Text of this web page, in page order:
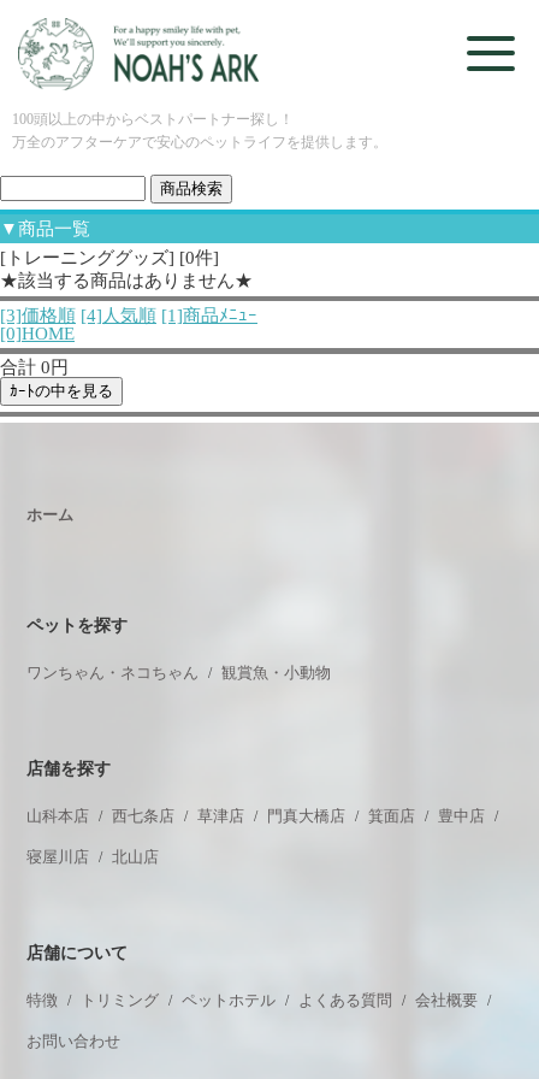
100頭以上の中からベストパートナー探し！
万全のアフターケアで安心のペットライフを提供します。
▼商品一覧
[トレーニンググッズ] [0件]
★該当する商品はありません★
[3]価格順 [4]人気順 [1]商品ﾒﾆｭｰ
[0]HOME
合計 0円
ホーム
ペットを探す
ワンちゃん・ネコちゃん 観賞魚・小動物
店舗を探す
山科本店 西七条店 草津店 門真大橋店 箕面店 豊中店
寝屋川店 北山店
店舗について
特徴 トリミング ペットホテル よくある質問 会社概要
お問い合わせ